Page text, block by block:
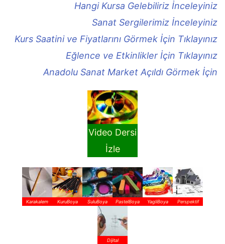
Hangi Kursa Gelebiliriz İnceleyiniz
Sanat Sergilerimiz İnceleyiniz
Kurs Saatini ve Fiyatlarını Görmek İçin Tıklayınız
Eğlence ve Etkinlikler İçin Tıklayınız
Anadolu Sanat Market Açıldı Görmek İçin
Video Dersi
İzle
Karakalem KuruBoya SuluBoya PastelBoya YagliBoya Perspektif
Dijital